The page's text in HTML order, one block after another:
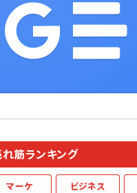
筋ランキング
マーケ ビジネス